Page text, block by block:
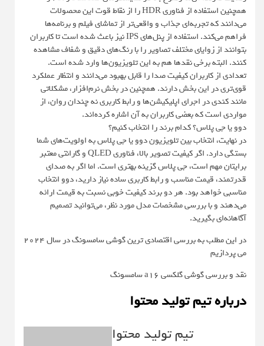
همچنین استفاده از فناوری HDR را از نقاط قوت این محصولات
می‌دانند که تجربه‌ای جذاب و واقعی‌تر از تماشای فیلم و برنامه‌ها
فراهم می‌کند. استفاده از پنل‌های IPS نیز باعث شده است تا کاربران
بتوانند از زوایای مختلف تصاویر را با رنگ‌های دقیق و شفاف مشاهده
کنند. البته برخی نقدها هم به این تلویزیون‌ها وارد شده است.
تعدادی از کاربران کیفیت صدا را قابل بهبود می‌دانند و انتظار عملکرد
قوی‌تری در این بخش دارند. همچنین در بخش نرم‌افزار، مشکلاتی
مانند کندی در اجرای اپلیکیشن‌ها و رابط کاربری نه‌ چندان روان، از
مواردی است که بعضی کاربران به آن اشاره کرده‌اند.
دوو یا جی پلاس؟ کدام برند را انتخاب کنیم؟
در نهایت، انتخاب بین تلویزیون دوو یا جی پلاس به اولویت‌های شما
بستگی دارد. اگر کیفیت تصویر بالا، فناوری QLED و گارانتی معتبر
برایتان مهم است، جی پلاس گزینه بهتری است. اما اگر به صدای
قدرتمند، قیمت مناسب و رابط کاربری ساده نیاز دارید، دوو انتخاب
مناسبی خواهد بود. هر دو برند کیفیت خوبی نسبت به قیمت ارائه
می‌دهند و با بررسی مشخصات مدل مورد نظر، می‌توانید تصمیم
آگاهانه‌ای بگیرید.
در این مطلب به بررسی اقتصادی ترین گوشی سامسونگ در سال ۲۰۲۴
می پردازیم
نقد و بررسی گوشی گلکسی a16 سامسونگ
درباره تیم تولید محتوا
تیم تولید محتوا